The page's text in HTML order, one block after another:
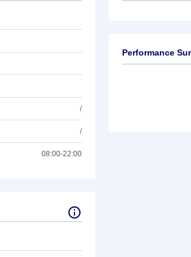
/
/
08:00-22:00
Performance